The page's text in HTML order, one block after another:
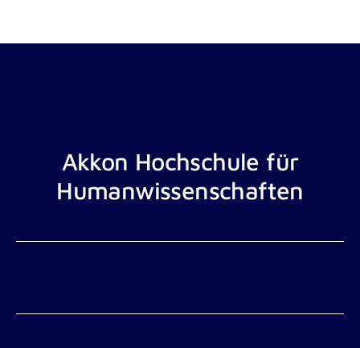
Akkon Hochschule für
Humanwissenschaften